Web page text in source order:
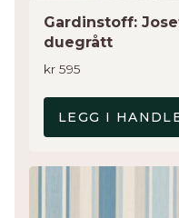
Gardinstoff:
duegrått
kr 595
LEGG I